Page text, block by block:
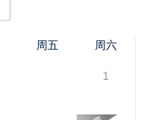
周五 周六
1